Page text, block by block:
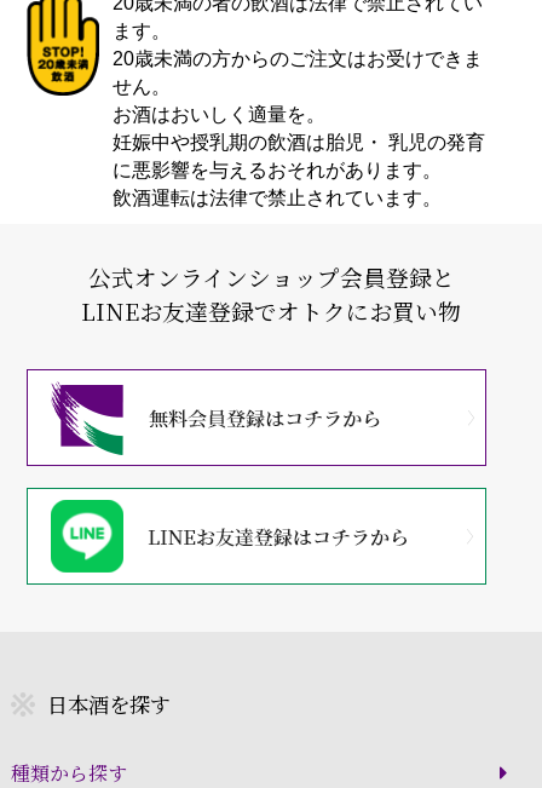
ます。
20歳未満の方からのご注文はお受けできま
せん。
お酒はおいしく適量を。
妊娠中や授乳期の飲酒は胎児・ 乳児の発育
に悪影響を与えるおそれがあります。
飲酒運転は法律で禁止されています。
公式オンラインショップ会員登録と
LINEお友達登録でオトクにお買い物
日本酒を探す
種類から探す